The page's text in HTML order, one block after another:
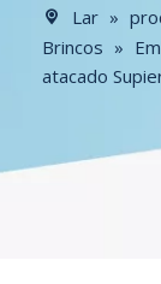
Lar »
Brincos »
atacado